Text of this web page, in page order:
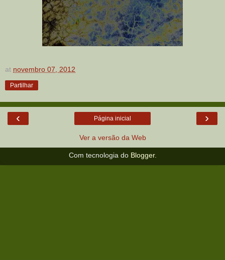
at novembro 07, 2012
Partilhar
‹ ›
Página inicial
Ver a versão da Web
Com tecnologia do Blogger.